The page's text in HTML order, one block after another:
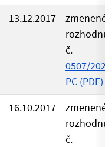
13.12.2017
zmenené
č.
0507/
PC (PDF)
16.10.2017
zmenené
č.